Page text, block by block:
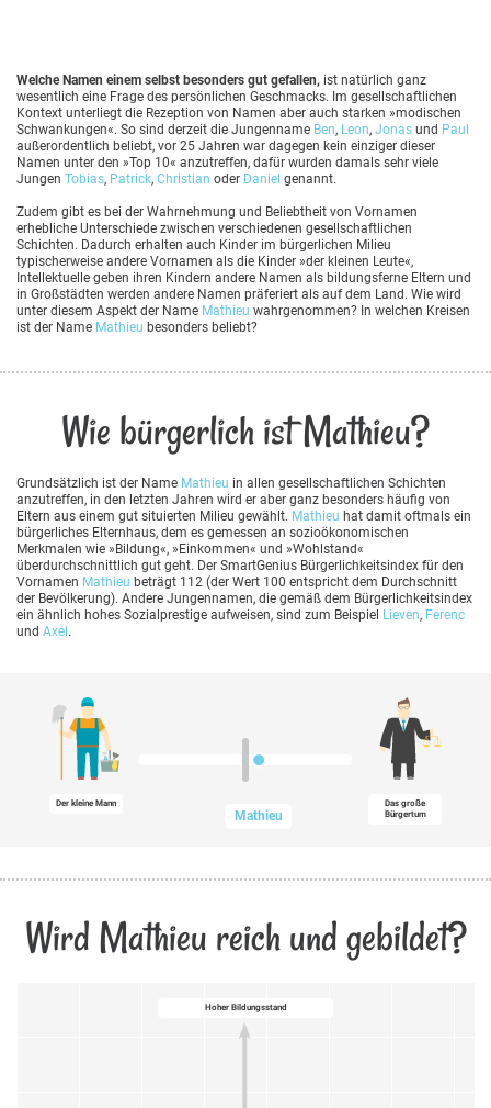
Welche Namen einem selbst besonders gut gefallen, ist natürlich ganz
wesentlich eine Frage des persönlichen Geschmacks. Im gesellschaftlichen
Kontext unterliegt die Rezeption von Namen aber auch starken »modischen
Schwankungen«. So sind derzeit die Jungenname Ben, Leon, Jonas und Paul
außerordentlich beliebt, vor 25 Jahren war dagegen kein einziger dieser
Namen unter den »Top 10« anzutreffen, dafür wurden damals sehr viele
Jungen Tobias, Patrick, Christian oder Daniel genannt.
Zudem gibt es bei der Wahrnehmung und Beliebtheit von Vornamen
erhebliche Unterschiede zwischen verschiedenen gesellschaftlichen
Schichten. Dadurch erhalten auch Kinder im bürgerlichen Milieu
typischerweise andere Vornamen als die Kinder »der kleinen Leute«,
Intellektuelle geben ihren Kindern andere Namen als bildungsferne Eltern und
in Großstädten werden andere Namen präferiert als auf dem Land. Wie wird
unter diesem Aspekt der Name Mathieu wahrgenommen? In welchen Kreisen
ist der Name Mathieu besonders beliebt?
Wie bürgerlich ist Mathieu?
Grundsätzlich ist der Name Mathieu in allen gesellschaftlichen Schichten
anzutreffen, in den letzten Jahren wird er aber ganz besonders häufig von
Eltern aus einem gut situierten Milieu gewählt. Mathieu hat damit oftmals ein
bürgerliches Elternhaus, dem es gemessen an sozioökonomischen
Merkmalen wie »Bildung«, »Einkommen« und »Wohlstand«
überdurchschnittlich gut geht. Der SmartGenius Bürgerlichkeitsindex für den
Vornamen Mathieu beträgt 112 (der Wert 100 entspricht dem Durchschnitt
der Bevölkerung). Andere Jungennamen, die gemäß dem Bürgerlichkeitsindex
ein ähnlich hohes Sozialprestige aufweisen, sind zum Beispiel Lieven, Ferenc
und Axel.
Der kleine Mann
Mathieu
Das große
Bürgertum
Wird Mathieu reich und gebildet?
Hoher Bildungsstand